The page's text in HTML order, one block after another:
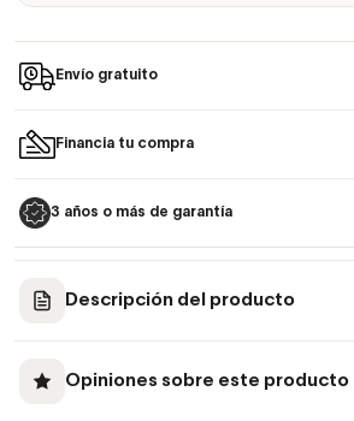
Envío gratuito
Financia tu compra
3 años o más de garantía
Descripción del producto
Opiniones sobre este producto